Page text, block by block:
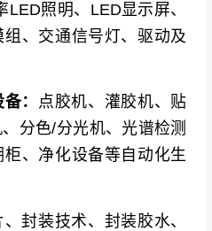
照明、LED显示屏、
、交通信号灯、驱动及
： 点胶机、灌胶机、贴
分色/分光机、光谱检测
、净化设备等自动化生
封装技术、封装胶水、